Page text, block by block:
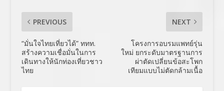
PREVIOUS
“มั่นใจไทยเที่ยวได้” ททท.
สร้างความเชื่อมั่นในการ
เดินทางให้นักท่องเที่ยวชาว
ไทย
NEXT
โครงการอบรมแพทย์รุ่น
ใหม่ ยกระดับมาตรฐานการ
ผ่าตัดเปลี่ยนข้อสะโพก
เทียมแบบไม่ตัดกล้ามเนื้อ